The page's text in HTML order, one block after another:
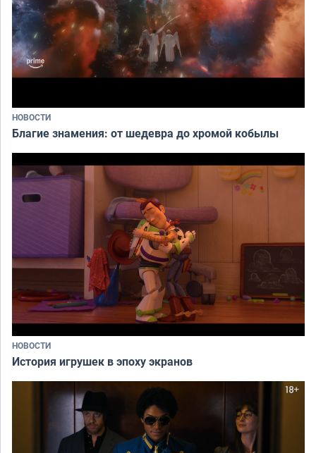
НОВОСТИ
Благие знамения: от шедевра до хромой кобылы
НОВОСТИ
История игрушек в эпоху экранов